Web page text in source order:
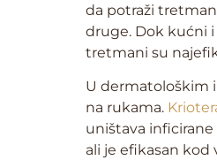
da potraži
druge. Dok kućni
tretmani su
U dermatološkim
na rukama.
uništava
ali je efikasan kod